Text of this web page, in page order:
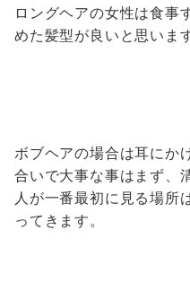
ロングヘアの女性は食事
めた髪型が良いと思いま
ボブヘアの場合は耳にか
合いで大事な事はまず、
人が一番最初に見る場所
ってきます。